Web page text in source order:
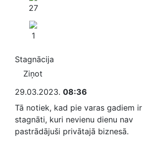
27
1
Stagnācija
Ziņot
29.03.2023. 08:36
Tā notiek, kad pie varas gadiem ir
stagnāti, kuri nevienu dienu nav
pastrādājuši privātajā biznesā.